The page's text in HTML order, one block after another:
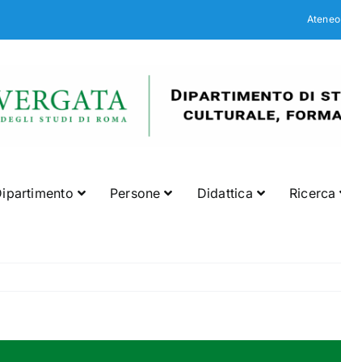
Ateneo
Persone Didattica Ricerca